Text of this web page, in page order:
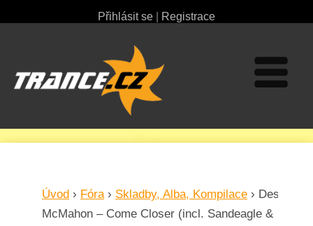
Přihlásit se Registrace
Úvod › Fóra › Skladby, Alba, Kompilace › Des
McMahon – Come Closer (incl. Sandeagle &